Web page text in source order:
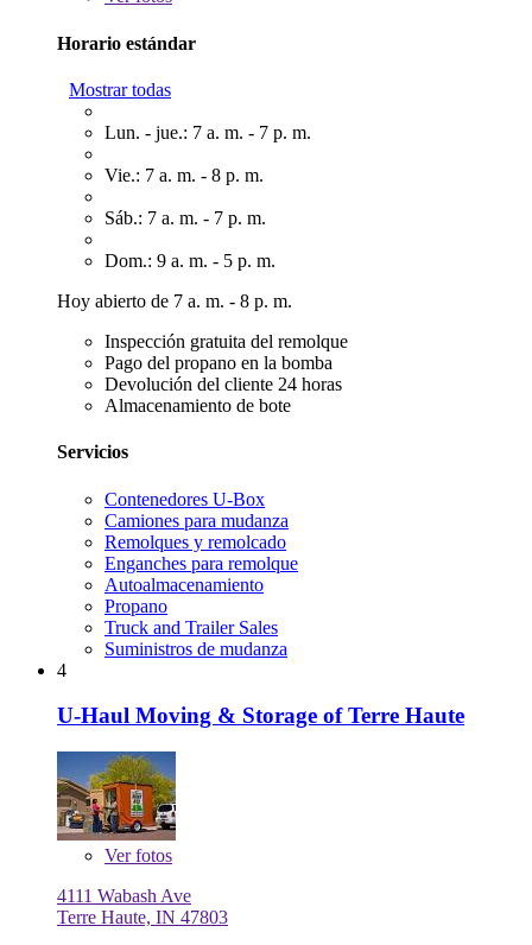
Horario estándar
Mostrar todas
Lun. - jue.: 7 a. m. - 7 p. m.
Vie.: 7 a. m. - 8 p. m.
Sáb.: 7 a. m. - 7 p. m.
Dom.: 9 a. m. - 5 p. m.
Hoy abierto de 7 a. m. - 8 p. m.
Inspección gratuita del remolque
Pago del propano en la bomba
Devolución del cliente 24 horas
Almacenamiento de bote
Servicios
Contenedores U-Box
Camiones para mudanza
Remolques y remolcado
Enganches para remolque
Autoalmacenamiento
Propano
Truck and Trailer Sales
Suministros de mudanza
4
U-Haul Moving & Storage of Terre Haute
Verfotos
4111 Wabash Ave
Terre Haute, IN 47803